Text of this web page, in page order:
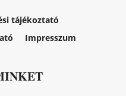
tájékoztató
Impresszum